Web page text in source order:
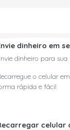
dinheiro em
dinheiro para
o celular
rápida e fácil
celular